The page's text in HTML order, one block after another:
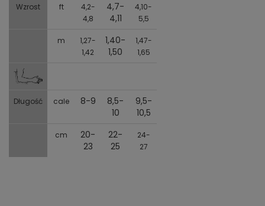
Wzrost ft
4,2-
4,8
4,7-
4,11
4,10-
5,5
m
1,27-
1,42
1,40-
1,50
1,47-
1,65
Długość cale 8-9
8,5-
10
9,5-
10,5
cm
20-
23
22-
25
24-
27